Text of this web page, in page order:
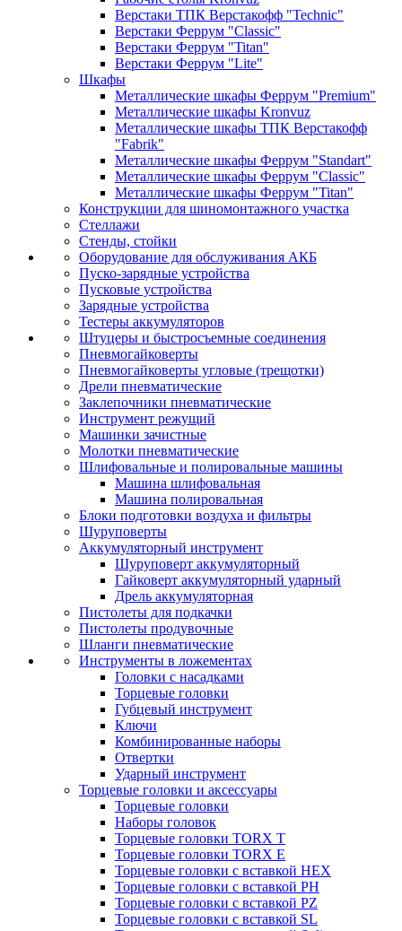
Верстаки ТПК Верстакофф "Technic"
Верстаки Феррум "Classic"
Верстаки Феррум "Titan"
Верстаки Феррум "Lite"
Шкафы
Металлические шкафы Феррум "Premium"
Металлические шкафы Kronvuz
Металлические шкафы ТПК Верстакофф
"Fabrik"
Металлические шкафы Феррум "Standart"
Металлические шкафы Феррум "Classic"
Металлические шкафы Феррум "Titan"
Конструкции для шиномонтажного участка
Стеллажи
Стенды, стойки
Оборудование для обслуживания АКБ
Пуско-зарядные устройства
Пусковые устройства
Зарядные устройства
Тестеры аккумуляторов
Штуцеры и быстросъемные соединения
Пневмогайковерты
Пневмогайковерты угловые (трещотки)
Дрели пневматические
Заклепочники пневматические
Инструмент режущий
Машинки зачистные
Молотки пневматические
Шлифовальные и полировальные машины
Машина шлифовальная
Машина полировальная
Блоки подготовки воздуха и фильтры
Шуруповерты
Аккумуляторный инструмент
Шуруповерт аккумуляторный
Гайковерт аккумуляторный ударный
Дрель аккумуляторная
Пистолеты для подкачки
Пистолеты продувочные
Шланги пневматические
Инструменты в ложементах
Головки с насадками
Торцевые головки
Губцевый инструмент
Ключи
Комбинированные наборы
Отвертки
Ударный инструмент
Торцевые головки и аксессуары
Торцевые головки
Наборы головок
Торцевые головки TORX T
Торцевые головки TORX Е
Торцевые головки с вставкой HEX
Торцевые головки с вставкой PH
Торцевые головки с вставкой PZ
Торцевые головки с вставкой SL